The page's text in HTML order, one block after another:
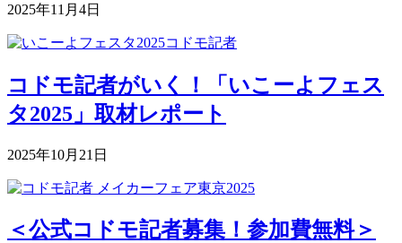
2025年11月4日
コドモ記者がいく！「いこーよフェス
タ2025」取材レポート
2025年10月21日
＜公式コドモ記者募集！参加費無料＞